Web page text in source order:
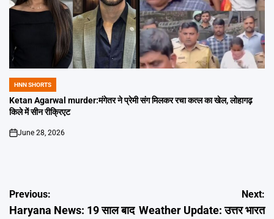
POSTED
IN
HNN SHORTS
Ketan Agarwal murder:मंगेतर ने प्रेमी संग मिलकर रचा कत्ल का खेल, लोहागढ़
किले में सीन रीक्रिएट
on
June 28, 2026
Post
navigation
Previous:
Haryana News: 19 साल बाद
Next:
Weather Update: उत्तर भारत